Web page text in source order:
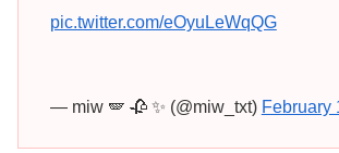
pic.twitter.com/eOyuLeWqQG
— miw 🪽 🥀 ✨ (@miw_txt) February